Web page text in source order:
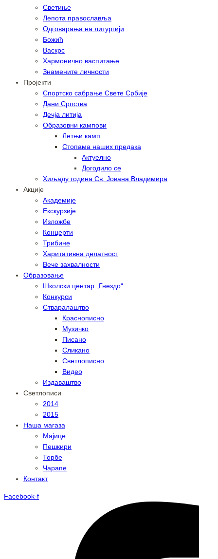
Светиње
Лепота православља
Одговарања на литургији
Божић
Васкрс
Хармонично васпитање
Знамените личности
Пројекти
Спортско сабрање Свете Србије
Дани Српства
Дечја литија
Образовни кампови
Летњи камп
Стопама наших предака
Актуелно
Догодило се
Хиљаду година Св. Јована Владимира
Акције
Академије
Екскурзије
Изложбе
Концерти
Трибине
Харитативна делатност
Вече захвалности
Образовање
Школски центар „Гнездо“
Конкурси
Стваралаштво
Краснописно
Музичко
Писано
Сликано
Светлописно
Видео
Издаваштво
Светлописи
2014
2015
Наша магаза
Мајице
Пешкири
Торбе
Чарапе
Контакт
Facebook-f